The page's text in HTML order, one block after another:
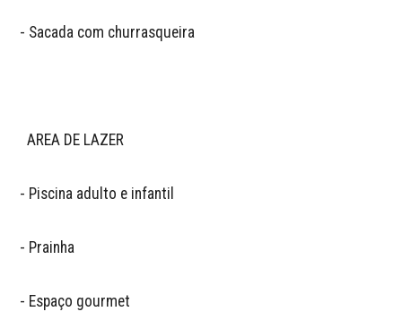
- Sacada com churrasqueira
  AREA DE LAZER
- Piscina adulto e infantil
- Prainha
- Espaço gourmet